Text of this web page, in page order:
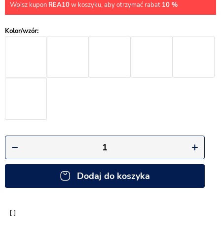
Wpisz kupon REA10w koszyku, aby otrzymać rabat 10 %
Dodaj do koszyka